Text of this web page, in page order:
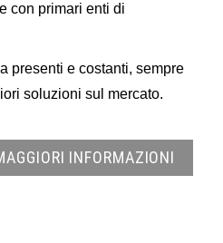
con primari enti di
presenti e costanti, sempre
soluzioni sul mercato.
INFORMAZIONI